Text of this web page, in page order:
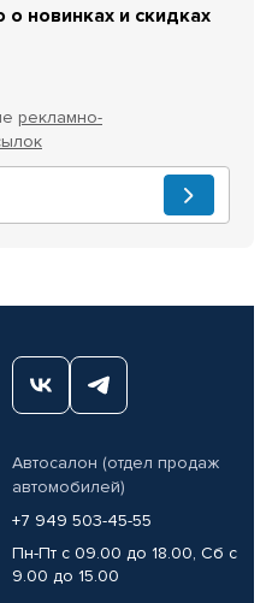
новинках и скидках
рекламно-
Автосалон (отдел продаж
автомобилей)
+7 949 503-45-55
Пн-Пт с 09.00 до 18.00, Сб с
9.00 до 15.00